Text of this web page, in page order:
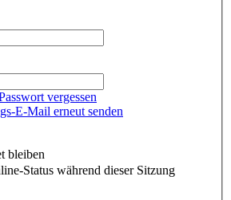
vergessen
E-Mail erneut senden
bleiben
Status während dieser Sitzung